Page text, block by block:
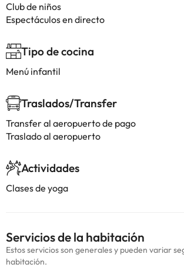
Club de niños
Espectáculos en directo
Tipo de cocina
Menú infantil
Traslados/Transfer
Transfer al aeropuerto de pago
Traslado al aeropuerto
Actividades
Clases de yoga
Servicios de la habitación
Estos servicios son generales y pueden variar
habitación.